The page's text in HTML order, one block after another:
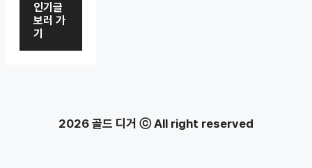
인기글
보러 가
기
2026 골드 디거 ⓒ All right reserved